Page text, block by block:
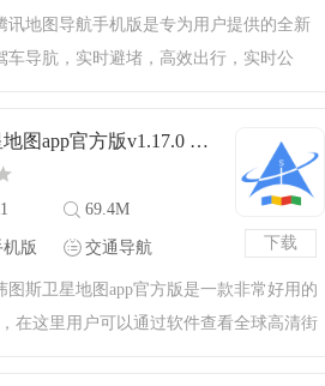
讯地图导航手机版是专为用户提供的全新
车导肮，实时避堵，高效出行，实时公
下载
纬图斯卫星地图app官方版v1.17.0 手机版
69.4M
版 交通导航
图斯卫星地图app官方版是一款非常好用的
在这里用户可以通过软件查看全球高清街